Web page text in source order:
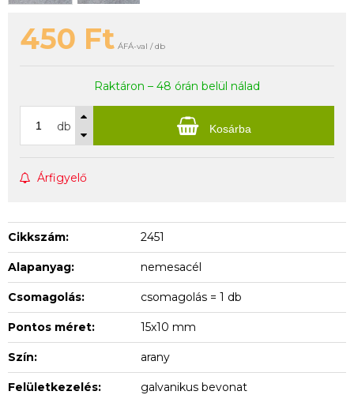
450 Ft ÁFÁ-val / db
Raktáron – 48 órán belül nálad
db Kosárba
Árfigyelő
Cikkszám: 2451
Alapanyag: nemesacél
Csomagolás: csomagolás = 1 db
Pontos méret: 15x10 mm
Szín: arany
Felületkezelés: galvanikus bevonat